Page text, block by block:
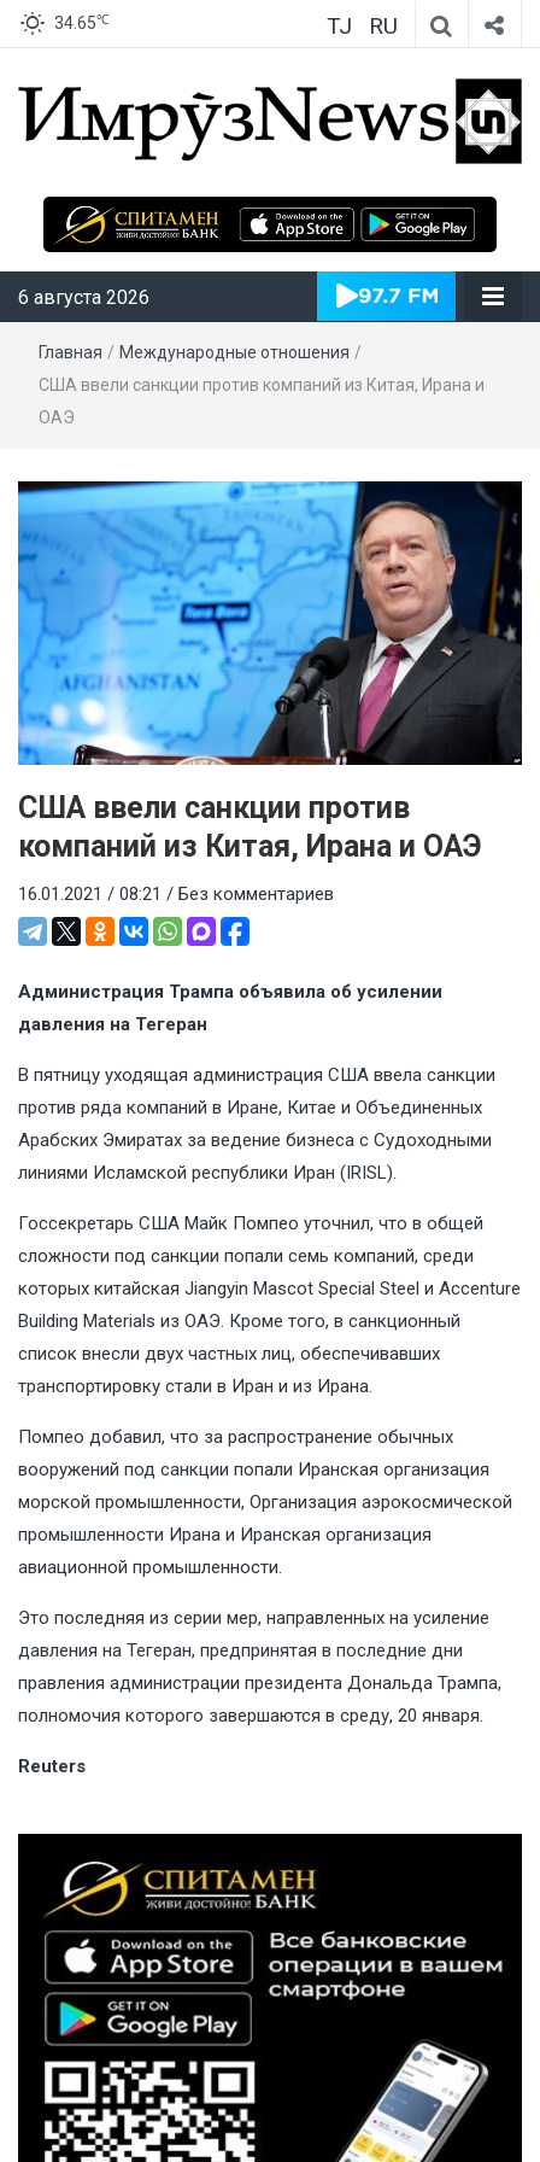
34.65℃ TJ RU
ИмрӯзNews
6 августа 2026
Главная / Международные отношения /
США ввели санкции против компаний из Китая, Ирана и
ОАЭ
США ввели санкции против
компаний из Китая, Ирана и ОАЭ
16.01.2021 / 08:21 / Без комментариев
Администрация Трампа объявила об усилении
давления на Тегеран
В пятницу уходящая администрация США ввела санкции
против ряда компаний в Иране, Китае и Объединенных
Арабских Эмиратах за ведение бизнеса с Судоходными
линиями Исламской республики Иран (IRISL).
Госсекретарь США Майк Помпео уточнил, что в общей
сложности под санкции попали семь компаний, среди
которых китайская Jiangyin Mascot Special Steel и Accenture
Building Materials из ОАЭ. Кроме того, в санкционный
список внесли двух частных лиц, обеспечивавших
транспортировку стали в Иран и из Ирана.
Помпео добавил, что за распространение обычных
вооружений под санкции попали Иранская организация
морской промышленности, Организация аэрокосмической
промышленности Ирана и Иранская организация
авиационной промышленности.
Это последняя из серии мер, направленных на усиление
давления на Тегеран, предпринятая в последние дни
правления администрации президента Дональда Трампа,
полномочия которого завершаются в среду, 20 января.
Reuters